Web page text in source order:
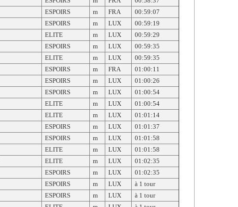
ESPOIRS m FRA
00:59:07
ESPOIRS m LUX
00:59:19
ELITE m LUX
00:59:29
ESPOIRS m LUX
00:59:35
ELITE m LUX
00:59:35
ESPOIRS m FRA
01:00:11
ESPOIRS m LUX
01:00:26
ESPOIRS m LUX
01:00:54
ELITE m LUX
01:00:54
ELITE m LUX
01:01:14
ESPOIRS m LUX
01:01:37
ESPOIRS m LUX
01:01:58
ELITE m LUX
01:01:58
ELITE m LUX
01:02:35
ESPOIRS m LUX
01:02:35
ESPOIRS m LUX
à 1 tour
ESPOIRS m LUX
à 1 tour